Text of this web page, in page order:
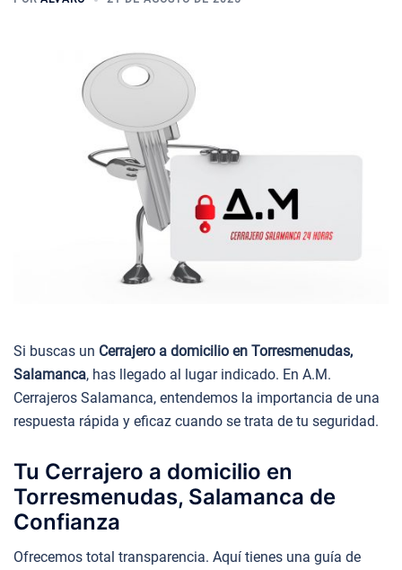
Si buscas un Cerrajero a domicilio en Torresmenudas,
Salamanca, has llegado al lugar indicado. En A.M.
Cerrajeros Salamanca, entendemos la importancia de una
respuesta rápida y eficaz cuando se trata de tu seguridad.
Tu Cerrajero a domicilio en
Torresmenudas, Salamanca de
Confianza
Ofrecemos total transparencia. Aquí tienes una guía de